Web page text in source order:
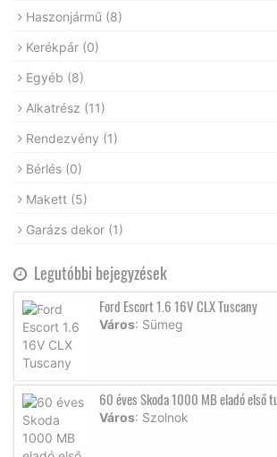
Haszonjármű (8)
Kerékpár (0)
Egyéb (8)
Alkatrész (11)
Rendezvény (1)
Bérlés (0)
Makett (5)
Garázs dekor (1)
Legutóbbi bejegyzések
Ford Escort 1.6 16V CLX Tuscany
Város: Sümeg
60 éves Skoda 1000 MB eladó első
Város: Szolnok